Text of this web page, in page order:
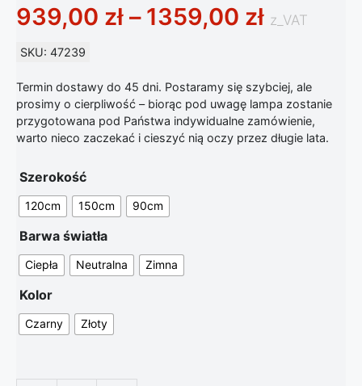
939,00 zł – 1359,00 złZakres
z_VAT
SKU: 47239
Termin dostawy do 45 dni. Postaramy się szybciej, ale
prosimy o cierpliwość – biorąc pod uwagę lampa zostanie
przygotowana pod Państwa indywidualne zamówienie,
warto nieco zaczekać i cieszyć nią oczy przez długie lata.
Szerokość
120cm 150cm 90cm
Barwa światła
Ciepła Neutralna Zimna
Kolor
Czarny Złoty